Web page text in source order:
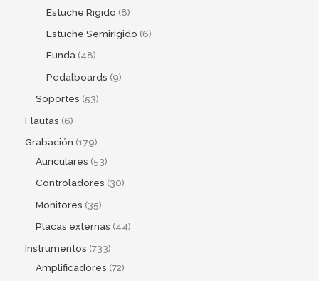
Estuche Rigido 8
Estuche Semirigido 6
Funda 48
Pedalboards 9
Soportes 53
Flautas 6
Grabación 179
Auriculares 53
Controladores 30
Monitores 35
Placas externas 44
Instrumentos 733
Amplificadores 72